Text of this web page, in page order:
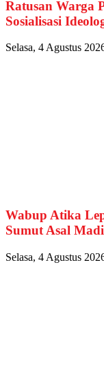
Ratusan Warga
Sosialisasi
Selasa, 4 Agustus
Wabup Atika
Sumut Asal
Selasa, 4 Agustus